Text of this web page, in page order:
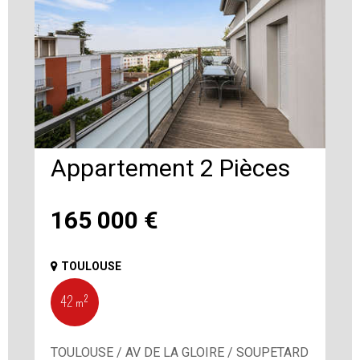
165 000 €
Appartement 2 Pièces
TOULOUSE
42 m²
TOULOUSE / AV DE LA GLOIRE / SOUPETARD